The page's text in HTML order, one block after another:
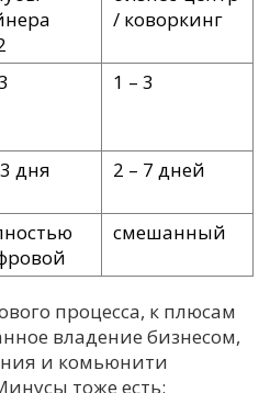
/ коворкинг
1 – 3
дня 2 – 7 дней
смешанный
процесса, к плюсам
владение бизнесом,
и комьюнити
тоже есть: